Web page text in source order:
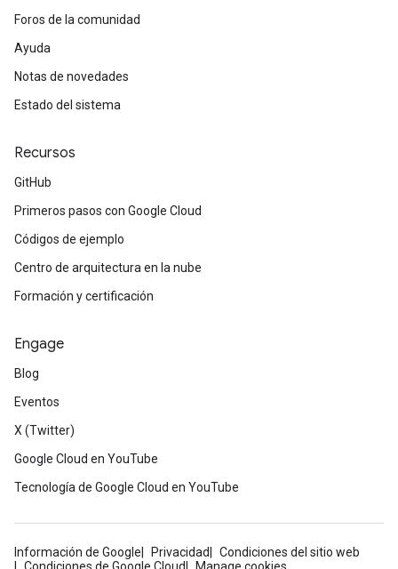
Foros de la comunidad
Ayuda
Notas de novedades
Estado del sistema
Recursos
GitHub
Primeros pasos con Google Cloud
Códigos de ejemplo
Centro de arquitectura en la nube
Formación y certificación
Engage
Blog
Eventos
X (Twitter)
Google Cloud en YouTube
Tecnología de Google Cloud en YouTube
Información de Google Privacidad
Condiciones del sitio web